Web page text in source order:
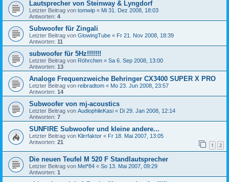
Lautsprecher von Steinway & Lyngdorf
Letzter Beitrag von tomwip « Mi 31. Dez 2008, 18:03
Antworten: 4
Subwoofer für Zingali
Letzter Beitrag von GlowingTube « Fr 21. Nov 2008, 18:39
Antworten: 11
subwoofer für 5Hz!!!!!!!
Letzter Beitrag von Röhrchen « Sa 6. Sep 2008, 13:00
Antworten: 13
Analoge Frequenzweiche Behringer CX3400 SUPER X PRO
Letzter Beitrag von reibradtom « Mo 23. Jun 2008, 23:57
Antworten: 14
Subwoofer von mj-acoustics
Letzter Beitrag von AudiophileKasi « Di 29. Jan 2008, 12:14
Antworten: 7
SUNFIRE Subwoofer und kleine andere...
Letzter Beitrag von Klirrfaktor « Fr 18. Mai 2007, 13:05
Antworten: 21 1 2
Die neuen Teufel M 520 F Standlautsprecher
Letzter Beitrag von Mel*84 « So 13. Mai 2007, 09:29
Antworten: 1